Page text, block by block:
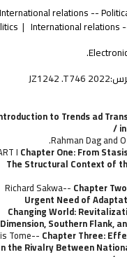
International relations --
International relations
JZ1242 .T746 2022
to Trends ad
Rahman Dag and
I Chapter One: From
The Structural Context of
Richard Sakwa-- Chapter
Urgent Need of
Changing World:
Dimension, Southern Flank,
Tome-- Chapter Three:
the Rivalry Between